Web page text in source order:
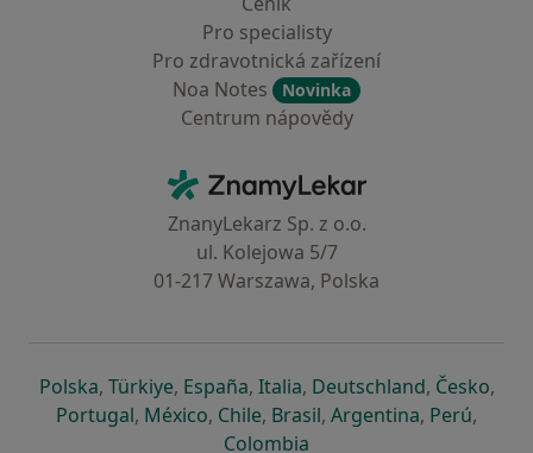
Pro specialisty
Pro zdravotnická zařízení
Noa Notes
Novinka
Centrum nápovědy
ZnamyLekar - Hlavní stránka
ZnanyLekarz Sp. z o.o.
ul. Kolejowa 5/7
01-217 Warszawa, Polska
Polskase otevře v nové záložce
, Türkiyese otevře v nové záložce
, Españase otevře v nové záložce
, Italiase otevře v nové záložce
, Deutschlandse otevře v
, Českose
,
Portugalse otevře v nové záložce
, Méxicose otevře v nové záložce
, Chilese otevře v nové záložce
, Brasilse otevře v nové
, Argentinase otevře v
, Perúse
,
Colombia